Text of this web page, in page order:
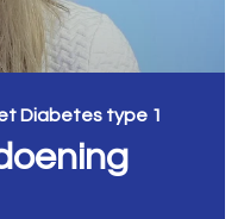
Diabetes type 1